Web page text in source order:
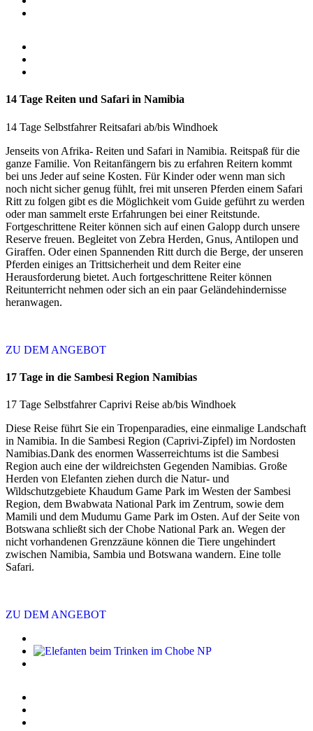
14 Tage Reiten und Safari in Namibia
14 Tage Selbstfahrer Reitsafari ab/bis Windhoek
Jenseits von Afrika- Reiten und Safari in Namibia. Reitspaß für die
ganze Familie. Von Reitanfängern bis zu erfahren Reitern kommt
bei uns Jeder auf seine Kosten. Für Kinder oder wenn man sich
noch nicht sicher genug fühlt, frei mit unseren Pferden einem Safari
Ritt zu folgen gibt es die Möglichkeit vom Guide geführt zu werden
oder man sammelt erste Erfahrungen bei einer Reitstunde.
Fortgeschrittene Reiter können sich auf einen Galopp durch unsere
Reserve freuen. Begleitet von Zebra Herden, Gnus, Antilopen und
Giraffen. Oder einen Spannenden Ritt durch die Berge, der unseren
Pferden einiges an Trittsicherheit und dem Reiter eine
Herausforderung bietet. Auch fortgeschrittene Reiter können
Reitunterricht nehmen oder sich an ein paar Geländehindernisse
heranwagen.
ZU DEM ANGEBOT
17 Tage in die Sambesi Region Namibias
17 Tage Selbstfahrer Caprivi Reise ab/bis Windhoek
Diese Reise führt Sie ein Tropenparadies, eine einmalige Landschaft
in Namibia. In die Sambesi Region (Caprivi-Zipfel) im Nordosten
Namibias.Dank des enormen Wasserreichtums ist die Sambesi
Region auch eine der wildreichsten Gegenden Namibias. Große
Herden von Elefanten ziehen durch die Natur- und
Wildschutzgebiete Khaudum Game Park im Westen der Sambesi
Region, dem Bwabwata National Park im Zentrum, sowie dem
Mamili und dem Mudumu Game Park im Osten. Auf der Seite von
Botswana schließt sich der Chobe National Park an. Wegen der
nicht vorhandenen Grenzzäune können die Tiere ungehindert
zwischen Namibia, Sambia und Botswana wandern. Eine tolle
Safari.
ZU DEM ANGEBOT